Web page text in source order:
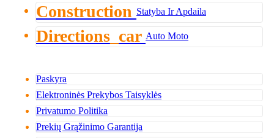
Construction Statyba Ir Apdaila
Directions_car Auto Moto
Paskyra
Elektroninės Prekybos Taisyklės
Privatumo Politika
Prekių Grąžinimo Garantija